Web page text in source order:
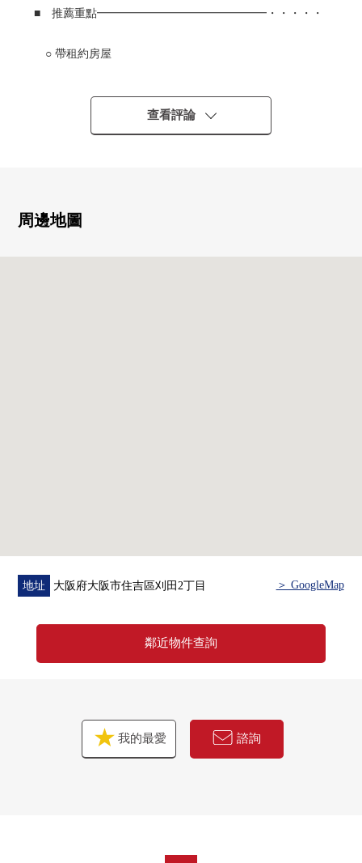
■ 推薦重點━━━━━━━━━━━━━━━・・・・・
○ 帶租約房屋
○ 每月費用租金106，000日圆
○ 東南邊間
○ 大阪Metro御堂筋線"久坐"車站步行8分鐘
查看評論
周邊地圖
地址 大阪府大阪市住吉區刈田2丁目 ＞ GoogleMap
鄰近物件查詢
我的最愛 諮詢